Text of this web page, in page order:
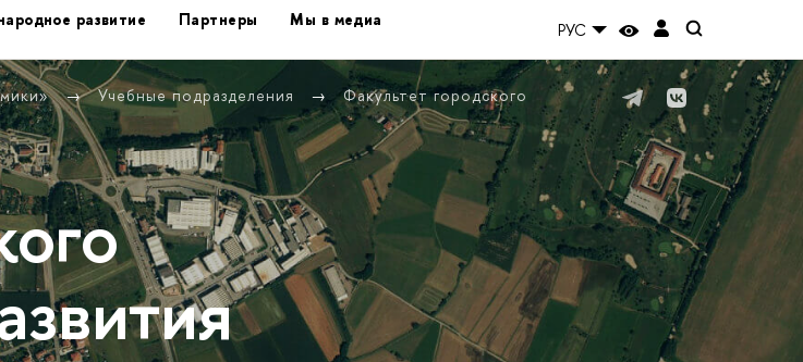
развитие Партнеры
Мы в медиа
РУС
Учебные подразделения
Факультет городского